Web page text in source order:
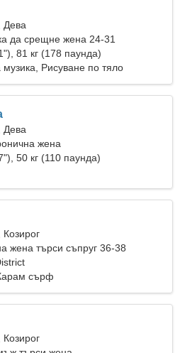
Дева
да срещне жена 24-31
81 кг (178 паунда)
Рисуване по тяло
Дева
жена
50 кг (110 паунда)
жена търси съпруг 36-38
сърф